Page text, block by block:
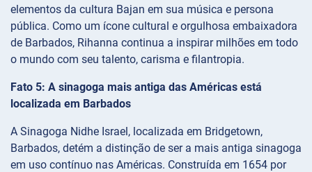
elementos da cultura Bajan em sua música e persona
pública. Como um ícone cultural e orgulhosa embaixadora
de Barbados, Rihanna continua a inspirar milhões em todo
o mundo com seu talento, carisma e filantropia.
Fato 5: A sinagoga mais antiga das Américas está
localizada em Barbados
A Sinagoga Nidhe Israel, localizada em Bridgetown,
Barbados, detém a distinção de ser a mais antiga sinagoga
em uso contínuo nas Américas. Construída em 1654 por